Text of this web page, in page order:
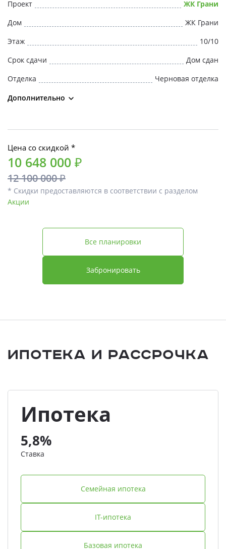
Проект
ЖК Грани
Дом
ЖК Грани
Этаж
10/10
Срок сдачи
Дом сдан
Отделка
Черновая отделка
Дополнительно
Цена со скидкой *
10 648 000 ₽
12 100 000 ₽
* Скидки предоставляются в соответствии с разделом
Акции
Забронировать
Все планировки
Ипотека и Рассрочка
Ипотека
5,8%
Ставка
Семейная ипотека
IT-ипотека
Базовая ипотека